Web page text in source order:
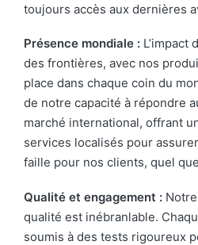
toujours accès aux dernières
Présence mondiale : L’impact
des frontières, avec nos
place dans chaque coin du
de notre capacité à répondre
marché international, offrant
services localisés pour
faille pour nos clients, quel
Qualité et engagement :
qualité est inébranlable.
soumis à des tests rigoureux